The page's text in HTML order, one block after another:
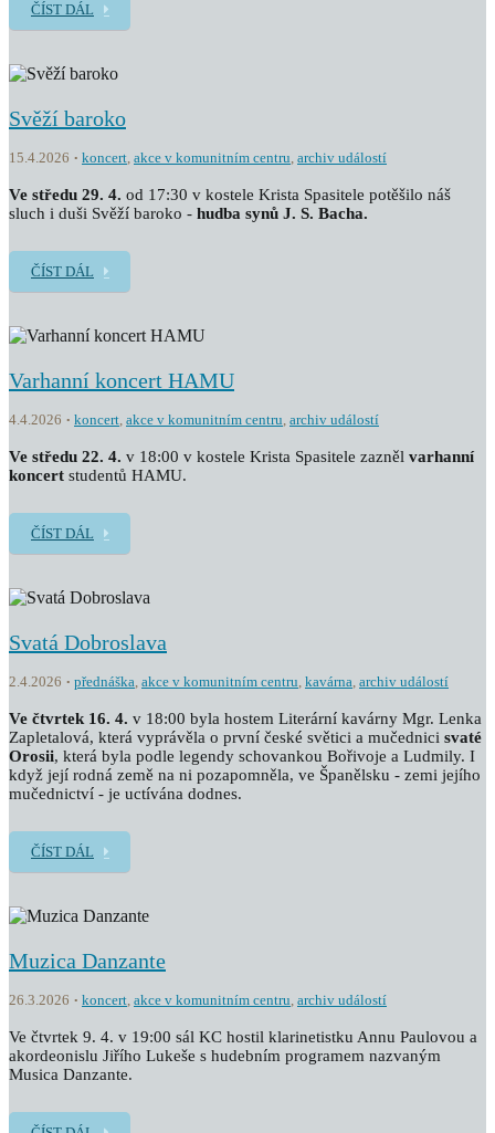
ČÍST DÁL
Svěží baroko
15.4.2026 koncert, akce v komunitním centru, archiv událostí
Ve středu 29. 4. od 17:30 v kostele Krista Spasitele potěšilo náš
sluch i duši Svěží baroko - hudba synů J. S. Bacha.
ČÍST DÁL
Varhanní koncert HAMU
4.4.2026 koncert, akce v komunitním centru, archiv událostí
Ve středu 22. 4. v 18:00 v kostele Krista Spasitele zazněl varhanní
koncert studentů HAMU.
ČÍST DÁL
Svatá Dobroslava
2.4.2026 přednáška, akce v komunitním centru, kavárna, archiv událostí
Ve čtvrtek 16. 4. v 18:00 byla hostem Literární kavárny Mgr. Lenka
Zapletalová, která vyprávěla o první české světici a mučednici svaté
Orosii, která byla podle legendy schovankou Bořivoje a Ludmily. I
když její rodná země na ni pozapomněla, ve Španělsku - zemi jejího
mučednictví - je uctívána dodnes.
ČÍST DÁL
Muzica Danzante
26.3.2026 koncert, akce v komunitním centru, archiv událostí
Ve čtvrtek 9. 4. v 19:00 sál KC hostil klarinetistku Annu Paulovou a
akordeonislu Jiřího Lukeše s hudebním programem nazvaným
Musica Danzante.